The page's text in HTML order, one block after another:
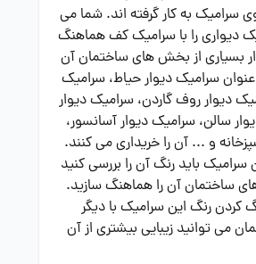
به کار گرفته اند. شما می
دیواری را با سرامیک کف هماهنگ
بسیاری از بخش های ساختمان آن
سرامیک دیوار حیاط، سرامیک
دیوار روف گاردن، سرامیک دیوار
سالن، سرامیک دیوار آسانسور،
و ... آن را خریداری می کنند.
باید رنگ آن را بررسی کنید
ساختمان آن را هماهنگ سازید.
رنگ این سرامیک با دیگر
می توانید زیبایی بیشتری از آن